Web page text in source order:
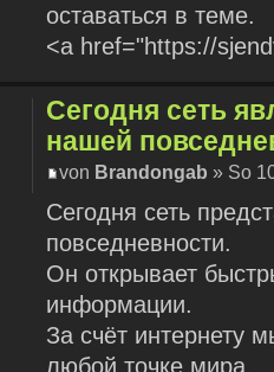
оставаться в теме.
<a href="https://
Сегодня сеть
нашей
von Brandongab » So
Сегодня сеть
повседневности.
Он открывает
информации.
За счёт интернету
любой точке мира.